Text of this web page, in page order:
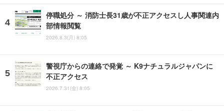
停職処分 ～ 消防士長31歳が不正アクセスし人事関連内
部情報閲覧
2026.8.3(月) 8:05
警視庁からの連絡で発覚 ～ K9ナチュラルジャパンに
不正アクセス
2026.7.31(金) 8:05